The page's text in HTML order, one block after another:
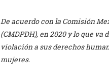
De acuerdo con la Comisión
(CMDPDH), en 2020 y lo que va
violación a sus derechos
mujeres.